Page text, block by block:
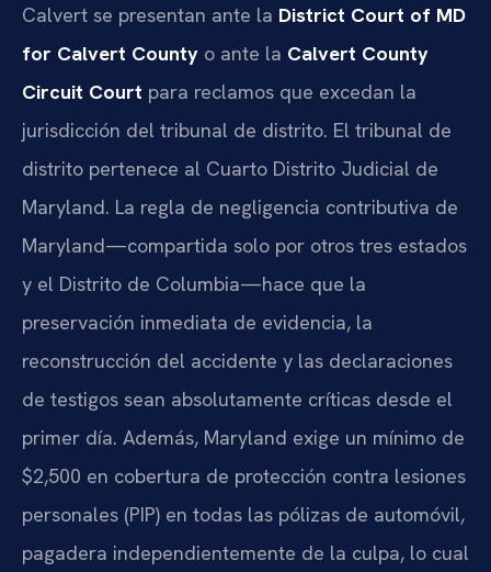
Calvert se presentan ante la District Court of MD
for Calvert County o ante la Calvert County
Circuit Court para reclamos que excedan la
jurisdicción del tribunal de distrito. El tribunal de
distrito pertenece al Cuarto Distrito Judicial de
Maryland. La regla de negligencia contributiva de
Maryland—compartida solo por otros tres estados
y el Distrito de Columbia—hace que la
preservación inmediata de evidencia, la
reconstrucción del accidente y las declaraciones
de testigos sean absolutamente críticas desde el
primer día. Además, Maryland exige un mínimo de
$2,500 en cobertura de protección contra lesiones
personales (PIP) en todas las pólizas de automóvil,
pagadera independientemente de la culpa, lo cual